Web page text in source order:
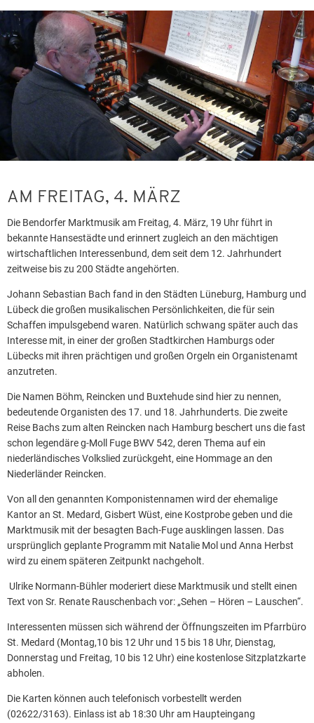
AM FREITAG, 4. MÄRZ
Die Bendorfer Marktmusik am Freitag, 4. März, 19 Uhr führt in
bekannte Hansestädte und erinnert zugleich an den mächtigen
wirtschaftlichen Interessenbund, dem seit dem 12. Jahrhundert
zeitweise bis zu 200 Städte angehörten.
Johann Sebastian Bach fand in den Städten Lüneburg, Hamburg und
Lübeck die großen musikalischen Persönlichkeiten, die für sein
Schaffen impulsgebend waren. Natürlich schwang später auch das
Interesse mit, in einer der großen Stadtkirchen Hamburgs oder
Lübecks mit ihren prächtigen und großen Orgeln ein Organistenamt
anzutreten.
Die Namen Böhm, Reincken und Buxtehude sind hier zu nennen,
bedeutende Organisten des 17. und 18. Jahrhunderts. Die zweite
Reise Bachs zum alten Reincken nach Hamburg beschert uns die fast
schon legendäre g-Moll Fuge BWV 542, deren Thema auf ein
niederländisches Volkslied zurückgeht, eine Hommage an den
Niederländer Reincken.
Von all den genannten Komponistennamen wird der ehemalige
Kantor an St. Medard, Gisbert Wüst, eine Kostprobe geben und die
Marktmusik mit der besagten Bach-Fuge ausklingen lassen. Das
ursprünglich geplante Programm mit Natalie Mol und Anna Herbst
wird zu einem späteren Zeitpunkt nachgeholt.
Ulrike Normann-Bühler moderiert diese Marktmusik und stellt einen
Text von Sr. Renate Rauschenbach vor: „Sehen – Hören – Lauschen“.
Interessenten müssen sich während der Öffnungszeiten im Pfarrbüro
St. Medard (Montag,10 bis 12 Uhr und 15 bis 18 Uhr, Dienstag,
Donnerstag und Freitag, 10 bis 12 Uhr) eine kostenlose Sitzplatzkarte
abholen.
Die Karten können auch telefonisch vorbestellt werden
(02622/3163). Einlass ist ab 18:30 Uhr am Haupteingang